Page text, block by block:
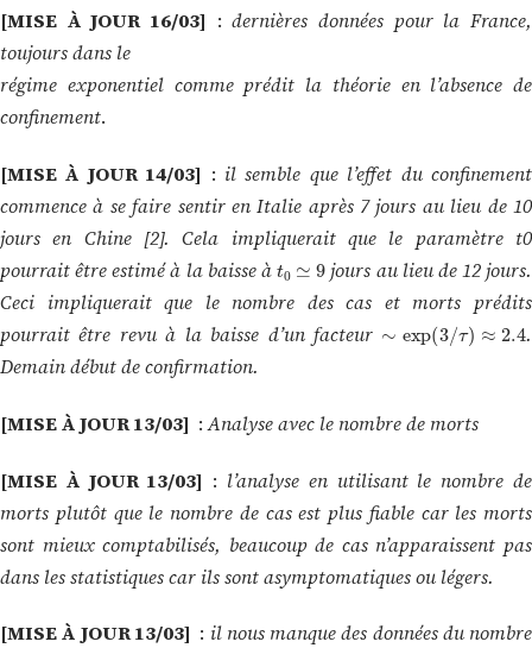
[MISE À JOUR 16/03] :dernières données pour la France,
toujours dans le
régime exponentiel comme prédit la théorie en l’absence de
confinement.
[MISE À JOUR 14/03] : il semble que l’effet duconfinement
commence à se faire sentir en Italie après 7 jours au lieu de 10
jours en Chine [2]. Cela impliquerait que le paramètre t0
pourrait être estimé à la baisse à t0 9 jours au lieu de 12 jours.
Ceci impliquerait que le nombre des cas et morts prédits
pourrait être revu à la baisse d’un facteur
(3/ τ ≈ 2.4
.
Demain début de confirmation.
[MISE À JOUR 13/03] :Analyse avec le nombre de morts
[MISE À JOUR 13/03] : l’analyse en utilisant le nombre de
morts plutôt que le nombre de cas est plus fiable car les morts
sont mieux comptabilisés, beaucoup de cas n’apparaissent pas
dans les statistiques car ils sont asymptomatiques ou légers.
[MISE À JOUR 13/03] : il nous manque des données du nombre